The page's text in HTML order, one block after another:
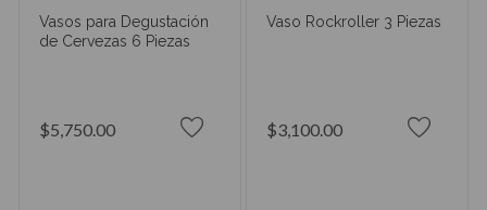
Vasos para Degustación
de Cervezas 6 Piezas
$5,750.00
Vaso Rockroller 3 Piezas
$3,100.00